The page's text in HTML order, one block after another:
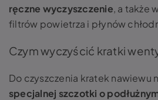
ręczne wyczyszczenie, a także
filtrów powietrza i płynów
Czym wyczyścić kratki
Do czyszczenia kratek nawiewu
specjalnej szczotki o